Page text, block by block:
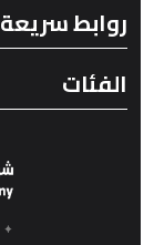
روابط سريعة
الفئات